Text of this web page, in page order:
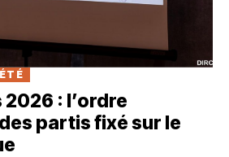
: l’ordre
partis fixé sur le